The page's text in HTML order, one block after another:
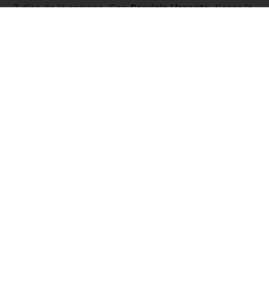
7 días de la semana. ConServicio Urgente, tienes la